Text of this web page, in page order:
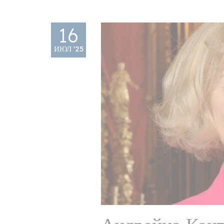
16
ИЮЛ '25